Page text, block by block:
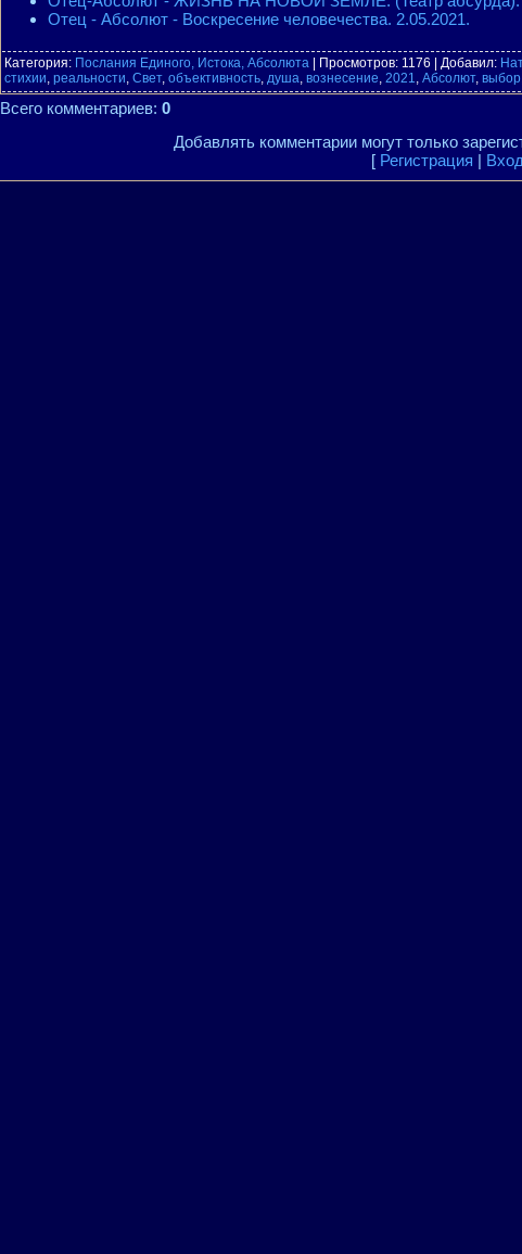
Отец - Абсолют - Воскресение человечества. 2.05.2021.
Категория: Послания Единого, Истока, Абсолюта Просмотров: 1176 | Добавил:
стихии, реальности, Свет, объективность, душа, вознесение, 2021, Абсолют, выбор
Всего комментариев: 0
Добавлять комментарии могут только
[ Регистрация | Вход